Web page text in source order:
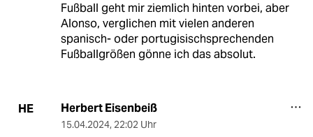
Fußball geht mir ziemlich hinten vorbei, aber
Alonso, verglichen mit vielen anderen
spanisch- oder portugisischsprechenden
Fußballgrößen gönne ich das absolut.
HE Herbert Eisenbeiß
15.04.2024, 22:02 Uhr